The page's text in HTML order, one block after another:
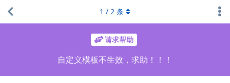
请求帮助
自定义模板不生效，求助！！！
1 / 2 条